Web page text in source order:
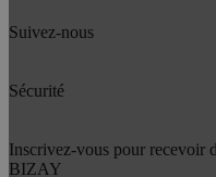
Suivez-nous
Sécurité
Inscrivez-vous pour recevoir
BIZAY